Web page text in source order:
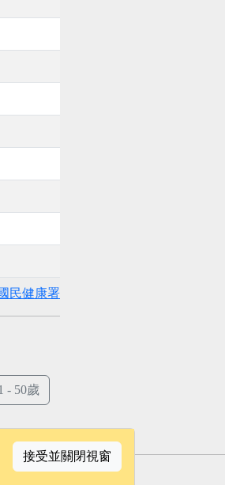
民健康署
- 50歲
接受並關閉視窗